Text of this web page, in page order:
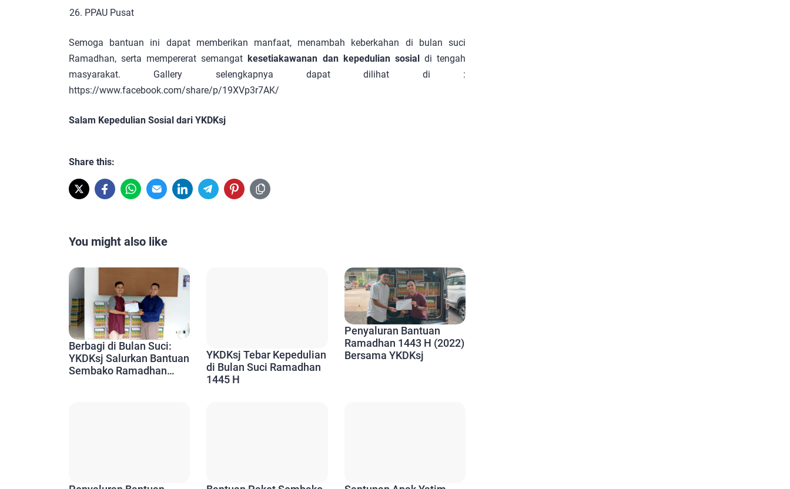
PPAU Pusat
Semoga bantuan ini dapat memberikan manfaat, menambah keberkahan di bulan suci
Ramadhan, serta mempererat semangat kesetiakawanan dan kepedulian sosial
di tengah
masyarakat. Gallery selengkapnya dapat dilihat di :
https://www.facebook.com/share/p/19XVp3r7AK/
Salam Kepedulian Sosial dari YKDKsj
Share this:
You might also like
Berbagi di Bulan Suci:
YKDKsj Salurkan Bantuan
Sembako Ramadhan
YKDKsj Tebar Kepedulian
di Bulan Suci Ramadhan
Penyaluran Bantuan
Ramadhan 1443 H (2022)
Bersama YKDKsj